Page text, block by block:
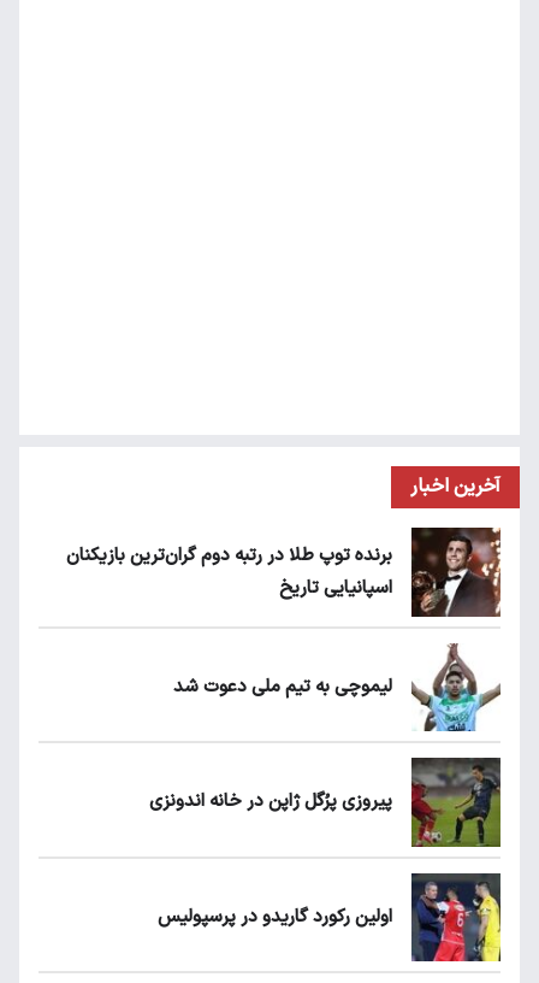
آخرین اخبار
برنده توپ طلا در رتبه دوم گران‌ترین بازیکنان
اسپانیایی تاریخ
لیموچی به تیم ملی دعوت شد
پیروزی پرُگل ژاپن در خانه اندونزی
اولین رکورد گاریدو در پرسپولیس